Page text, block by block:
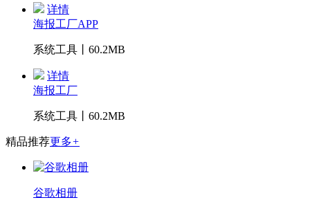
详情
海报工厂APP
系统工具丨60.2MB
详情
海报工厂
系统工具丨60.2MB
精品推荐更多+
谷歌相册